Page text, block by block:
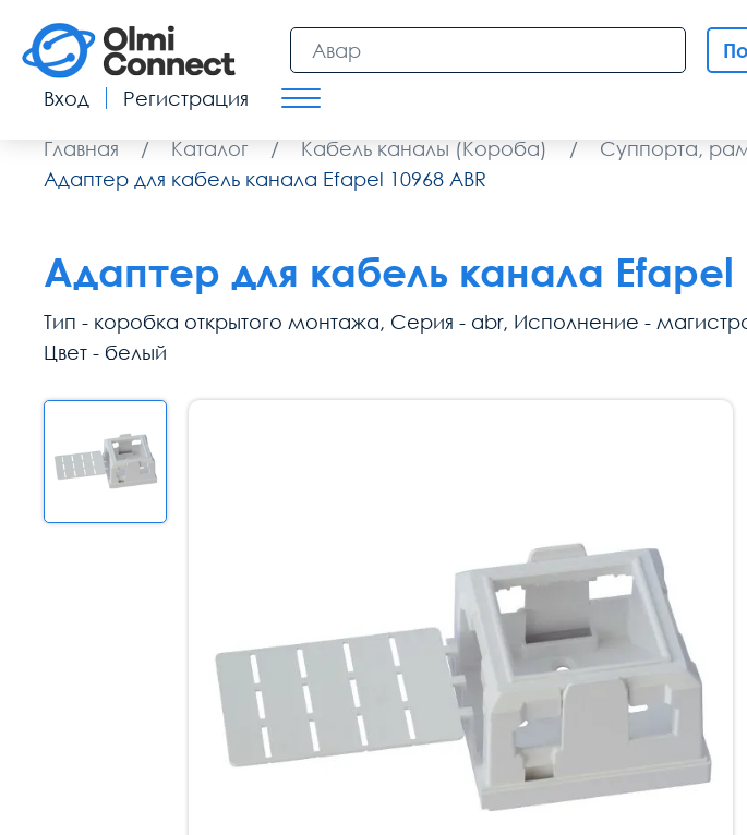
Вход Регистрация
Главная / Каталог / Кабель каналы (Короба) / Суппорта,
Адаптер для кабель канала Efapel 10968 ABR
Адаптер для кабель канала Efapel
Тип - коробка открытого монтажа, Серия - abr, Исполнение -
Цвет - белый